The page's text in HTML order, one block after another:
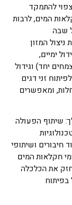
להתמקד
המים, לרבות
שבה
המזון
ימיים,
יחד) וגידול
זני דגים
ומאפשרים
שיתוף הפעולה
חיבורים ושיתופי
חקלאות המים
את הכלכלה
בפיתוח